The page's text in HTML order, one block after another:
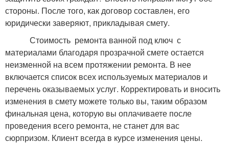
стороны. После того, как договор составлен, его
юридически заверяют, прикладывая смету.
Стоимость ремонта ванной под ключ с
материалами благодаря прозрачной смете остается
неизменной на всем протяжении ремонта. В нее
включается список всех используемых материалов и
перечень оказываемых услуг. Корректировать и вносить
изменения в смету можете только вы, таким образом
финальная цена, которую вы оплачиваете после
проведения всего ремонта, не станет для вас
сюрпризом. Клиент всегда в курсе изменения цены.